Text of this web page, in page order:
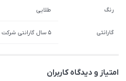
رنگ طلایی
گارانتی 5 سال گارانتی شرکت ماهسان پویا
امتیاز و دیدگاه کاربران